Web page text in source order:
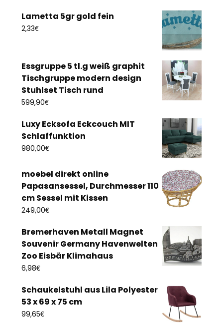
Lametta 5gr gold fein
2,33€
Essgruppe 5 tl.g weiß graphit
Tischgruppe modern design
Stuhlset Tisch rund
599,90€
Luxy Ecksofa Eckcouch MIT
Schlaffunktion
980,00€
moebel direkt online
Papasansessel, Durchmesser 110
cm Sessel mit Kissen
249,00€
Bremerhaven Metall Magnet
Souvenir Germany Havenwelten
Zoo Eisbär Klimahaus
6,98€
Schaukelstuhl aus Lila Polyester
53 x 69 x 75 cm
99,65€